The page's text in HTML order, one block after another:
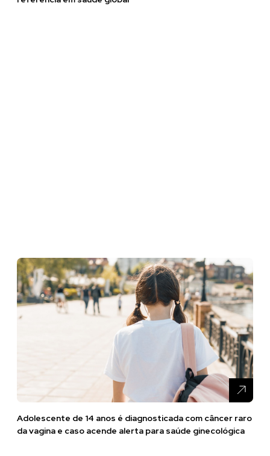
Adolescente de 14 anos é diagnosticada com câncer raro
da vagina e caso acende alerta para saúde ginecológica